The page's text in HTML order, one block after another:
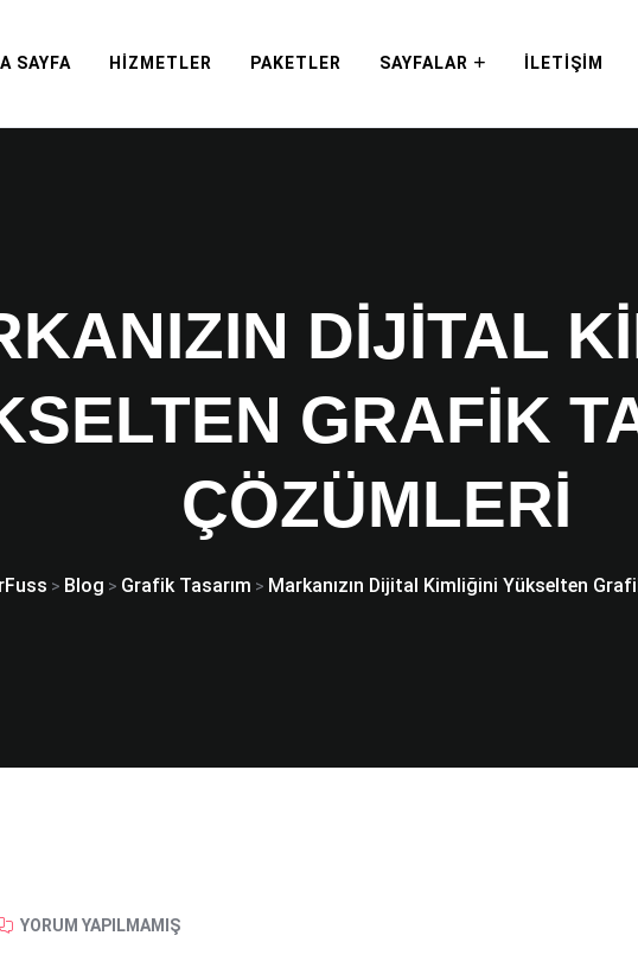
SAYFA HIZMETLER PAKETLER SAYFALAR İLETIŞIM
DIJITAL
GRAFIK
ÇÖZÜMLERI
> Blog > Grafik Tasarım > Markanızın Dijital Kimliğini Yükselten
YORUM YAPILMAMIŞ